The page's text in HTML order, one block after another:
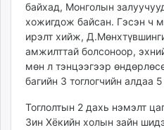
байхад, Монголын
хожигдож байсан. Гэсэн ч
ирэлт хийж,
амжилттай болсоноор,
мөн л тэнцээгээр
багийн 3 тоглогчийн алдаа
Тоглолтын 2 дахь нэмэлт
Зин Хёкийн холын зайн